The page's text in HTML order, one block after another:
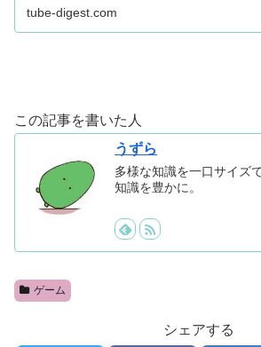
tube-digest.com
この記事を書いた人
うずら
多様な知識を一口サイズ
知識を豊かに。
ゲーム
シェアする